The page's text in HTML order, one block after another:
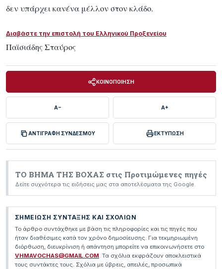
δεν υπάρχει κανένα μέλλον στον κλάδο.
Διαβάστε την επιστολή του Ελληνικού Προξενείου
Παϊσιάδης Σταύρος
ΚΟΙΝΟΠΟΙΗΣΗ
A− A+
ΑΝΤΙΓΡΑΦΗ ΣΥΝΔΕΣΜΟΥ ΕΚΤΥΠΩΣΗ
ΤΟ ΒΗΜΑ ΤΗΣ ΒΟΧΑΣ στις Προτιμώμενες πηγές
Δείτε συχνότερα τις ειδήσεις μας στα αποτελέσματα της Google.
ΣΗΜΕΙΩΣΗ ΣΥΝΤΑΞΗΣ ΚΑΙ ΣΧΟΛΙΩΝ
Το άρθρο συντάχθηκε με βάση τις πληροφορίες και τις πηγές που
ήταν διαθέσιμες κατά τον χρόνο δημοσίευσης. Για τεκμηριωμένη
διόρθωση, διευκρίνιση ή απάντηση μπορείτε να επικοινωνήσετε στο
VHMAVOCHAS@GMAIL.COM. Τα σχόλια εκφράζουν αποκλειστικά
τους συντάκτες τους. Σχόλια με ύβρεις, απειλές, προσωπικά